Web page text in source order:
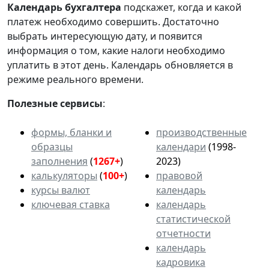
Календарьбухгалтера подскажет, когда и какой
платеж необходимо совершить. Достаточно
выбрать интересующую дату, и появится
информация о том, какие налоги необходимо
уплатить в этот день. Календарь обновляется в
режиме реального времени.
Полезные сервисы:
формы, бланки и
образцы
заполнения (1267+)
калькуляторы (100+)
курсы валют
ключевая ставка
производственные
календари (1998-
2023)
правовой
календарь
календарь
статистической
отчетности
календарь
кадровика